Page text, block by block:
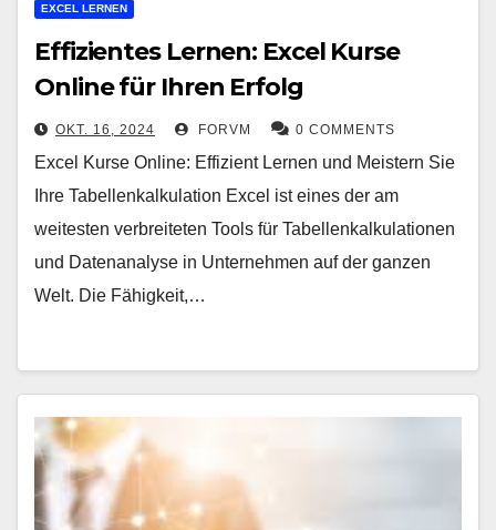
EXCEL LERNEN
Effizientes Lernen: Excel Kurse
Online für Ihren Erfolg
OKT. 16, 2024 FORVM 0 COMMENTS
Excel Kurse Online: Effizient Lernen und Meistern Sie
Ihre Tabellenkalkulation Excel ist eines der am
weitesten verbreiteten Tools für Tabellenkalkulationen
und Datenanalyse in Unternehmen auf der ganzen
Welt. Die Fähigkeit,…